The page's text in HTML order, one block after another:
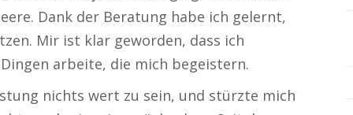
Dank der Beratung habe ich gelernt,
Mir ist klar geworden, dass ich
arbeite, die mich begeistern.
nichts wert zu sein, und stürzte mich